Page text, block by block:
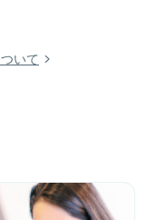
いて